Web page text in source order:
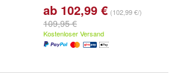
ab 102,99 € (102,99 €/)
109,95 €
Kostenloser Versand